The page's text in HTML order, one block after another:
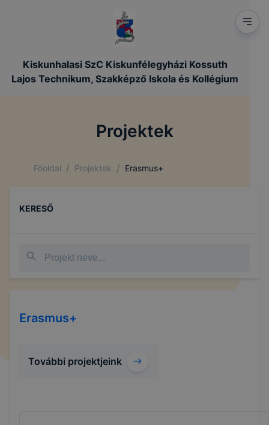
Kiskunhalasi SzC Kiskunfélegyházi Kossuth
Lajos Technikum, Szakképző Iskola és Kollégium
Projektek
Főoldal / Projektek / Erasmus+
KERESŐ
Erasmus+
További projektjeink